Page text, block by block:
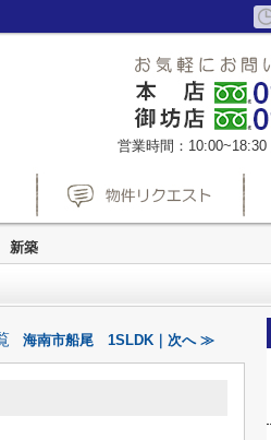
営業時間：10:00~18:30
新築
海南市船尾 1SLDK｜次へ ≫